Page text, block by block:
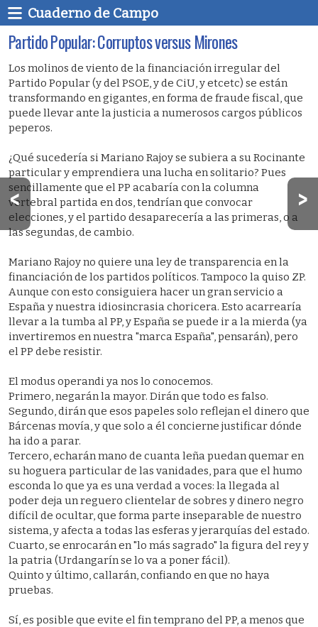
Cuaderno de Campo
Partido Popular: Corruptos versus Mirones
Los molinos de viento de la financiación irregular del
Partido Popular (y del PSOE, y de CiU, y etcetc) se están
transformando en gigantes, en forma de fraude fiscal, que
puede llevar ante la justicia a numerosos cargos públicos
peperos.
¿Qué sucedería si Mariano Rajoy se subiera a su Rocinante
particular y emprendiera una lucha en solitario? Pues
sencillamente que el PP acabaría con la columna
vertebral partida en dos, tendrían que convocar
elecciones, y el partido desaparecería a las primeras, o a
las segundas, de cambio.
Mariano Rajoy no quiere una ley de transparencia en la
financiación de los partidos políticos. Tampoco la quiso ZP.
Aunque con esto consiguiera hacer un gran servicio a
España y nuestra idiosincrasia choricera. Esto acarrearía
llevar a la tumba al PP, y España se puede ir a la mierda (ya
invertiremos en nuestra "marca España", pensarán), pero
el PP debe resistir.
El modus operandi ya nos lo conocemos.
Primero, negarán la mayor. Dirán que todo es falso.
Segundo, dirán que esos papeles solo reflejan el dinero que
Bárcenas movía, y que solo a él concierne justificar dónde
ha ido a parar.
Tercero, echarán mano de cuanta leña puedan quemar en
su hoguera particular de las vanidades, para que el humo
esconda lo que ya es una verdad a voces: la llegada al
poder deja un reguero clientelar de sobres y dinero negro
difícil de ocultar, que forma parte inseparable de nuestro
sistema, y afecta a todas las esferas y jerarquías del estado.
Cuarto, se enrocarán en "lo más sagrado" la figura del rey y
la patria (Urdangarín se lo va a poner fácil).
Quinto y último, callarán, confiando en que no haya
pruebas.
Sí, es posible que evite el fin temprano del PP, a menos que